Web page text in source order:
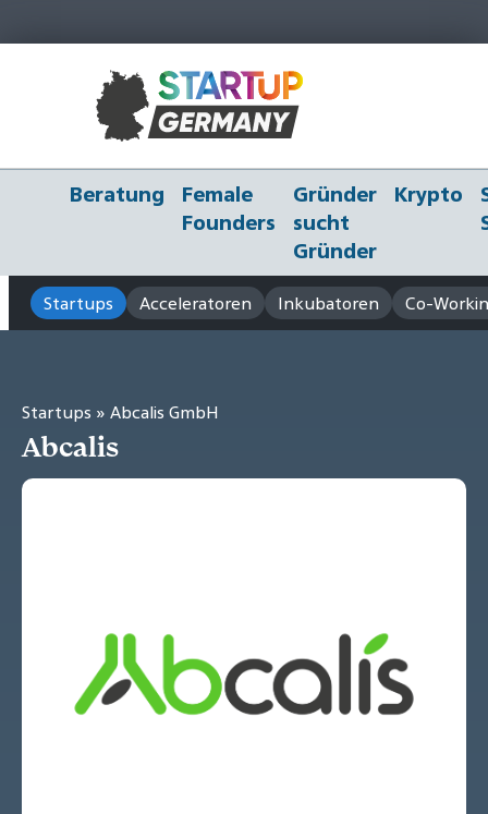
Beratung
Female
Founders
Gründer
sucht
Gründer
Krypto
Startups Acceleratoren Inkubatoren Co-
Startups » Abcalis GmbH
Abcalis